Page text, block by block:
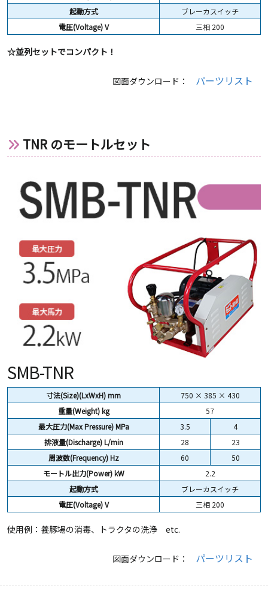
起動方式
ブレーカスイッチ
電圧(Voltage) V
三相 200
☆並列セットでコンパクト！
図面ダウンロード： パーツリスト
TNR のモートルセット
SMB-TNR
寸法(Size)(LxWxH) mm
750 × 385 × 430
重量(Weight)kg
57
最大圧力(Max Pressure) MPa
3.5
4
排液量(Discharge) L/min
28
23
周波数(Frequency) Hz
60
50
モートル出力(Power) kW
2.2
起動方式
ブレーカスイッチ
電圧(Voltage) V
三相 200
使用例：養豚場の消毒、トラクタの洗浄 etc.
図面ダウンロード： パーツリスト